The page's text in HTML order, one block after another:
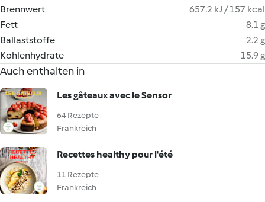
Brennwert
657.2 kJ / 157 kcal
Fett
8.1 g
Ballaststoffe
2.2 g
Kohlenhydrate
15.9 g
Auch enthalten in
Les gâteaux avec le Sensor
64 Rezepte
Frankreich
Recettes healthy pour l'été
11 Rezepte
Frankreich